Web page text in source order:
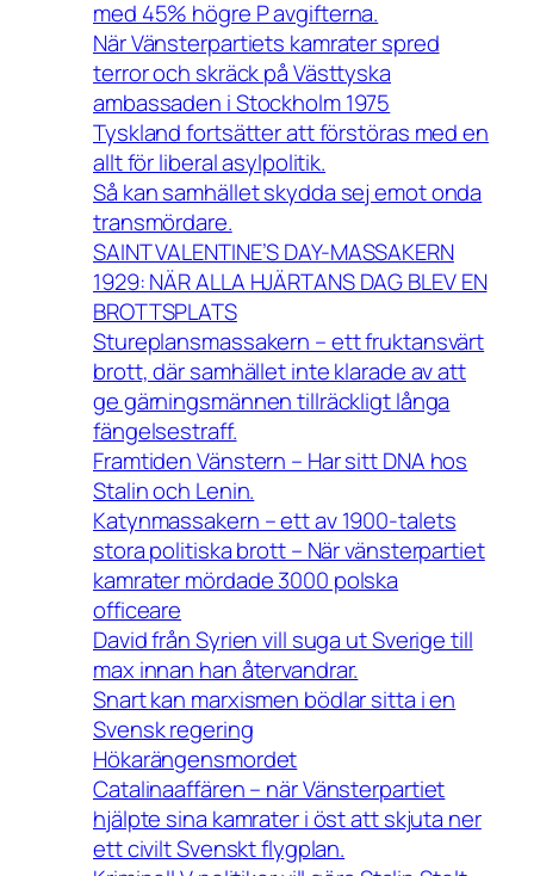
med 45% högre P avgifterna.
När Vänsterpartiets kamrater spred
terror och skräck på Västtyska
ambassaden i Stockholm 1975
Tyskland fortsätter att förstöras med en
allt för liberal asylpolitik.
Så kan samhället skydda sej emot onda
transmördare.
SAINT VALENTINE’S DAY-MASSAKERN
1929: NÄR ALLA HJÄRTANS DAG BLEV EN
BROTTSPLATS
Stureplansmassakern – ett fruktansvärt
brott, där samhället inte klarade av att
ge gärningsmännen tillräckligt långa
fängelsestraff.
Framtiden Vänstern – Har sitt DNA hos
Stalin och Lenin.
Katynmassakern – ett av 1900-talets
stora politiska brott – När vänsterpartiet
kamrater mördade 3000 polska
officeare
David från Syrien vill suga ut Sverige till
max innan han återvandrar.
Snart kan marxismen bödlar sitta i en
Svensk regering
Hökarängensmordet
Catalinaaffären – när Vänsterpartiet
hjälpte sina kamrater i öst att skjuta ner
ett civilt Svenskt flygplan.